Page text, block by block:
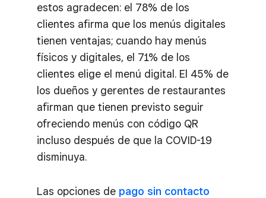
estos agradecen: el 78% de los
clientes afirma que los menús digitales
tienen ventajas; cuando hay menús
físicos y digitales, el 71% de los
clientes elige el menú digital. El 45% de
los dueños y gerentes de restaurantes
afirman que tienen previsto seguir
ofreciendo menús con código QR
incluso después de que la COVID-19
disminuya.
Las opciones de pago sin contacto